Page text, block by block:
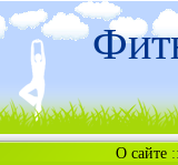
О сайте